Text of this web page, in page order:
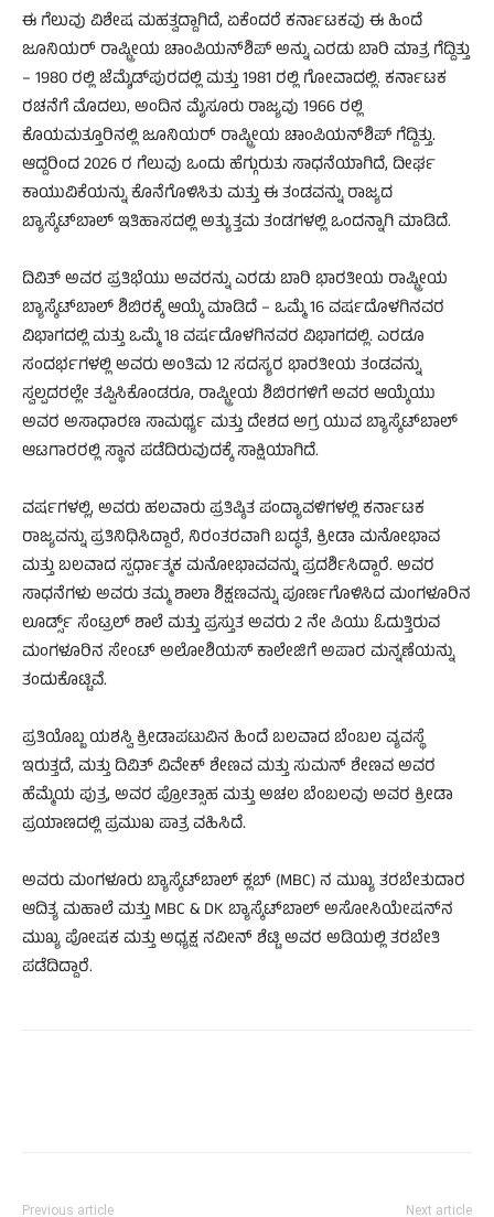
ಈ ಗೆಲುವು ವಿಶೇಷ ಮಹತ್ವದ್ದಾಗಿದೆ, ಏಕೆಂದರೆ ಕರ್ನಾಟಕವು ಈ ಹಿಂದೆ
ಜೂನಿಯರ್ ರಾಷ್ಟ್ರೀಯ ಚಾಂಪಿಯನ್‌ಶಿಪ್ ಅನ್ನು ಎರಡು ಬಾರಿ ಮಾತ್ರ ಗೆದ್ದಿತ್ತು
– 1980 ರಲ್ಲಿ ಜೆಮ್ಶೆಡ್‌ಪುರದಲ್ಲಿ ಮತ್ತು 1981 ರಲ್ಲಿ ಗೋವಾದಲ್ಲಿ. ಕರ್ನಾಟಕ
ರಚನೆಗೆ ಮೊದಲು, ಅಂದಿನ ಮೈಸೂರು ರಾಜ್ಯವು 1966 ರಲ್ಲಿ
ಕೊಯಮತ್ತೂರಿನಲ್ಲಿ ಜೂನಿಯರ್ ರಾಷ್ಟ್ರೀಯ ಚಾಂಪಿಯನ್‌ಶಿಪ್ ಗೆದ್ದಿತ್ತು.
ಆದ್ದರಿಂದ 2026 ರ ಗೆಲುವು ಒಂದು ಹೆಗ್ಗುರುತು ಸಾಧನೆಯಾಗಿದೆ, ದೀರ್ಘ
ಕಾಯುವಿಕೆಯನ್ನು ಕೊನೆಗೊಳಿಸಿತು ಮತ್ತು ಈ ತಂಡವನ್ನು ರಾಜ್ಯದ
ಬ್ಯಾಸ್ಕೆಟ್‌ಬಾಲ್ ಇತಿಹಾಸದಲ್ಲಿ ಅತ್ಯುತ್ತಮ ತಂಡಗಳಲ್ಲಿ ಒಂದನ್ನಾಗಿ ಮಾಡಿದೆ.
ದಿವಿತ್ ಅವರ ಪ್ರತಿಭೆಯು ಅವರನ್ನು ಎರಡು ಬಾರಿ ಭಾರತೀಯ ರಾಷ್ಟ್ರೀಯ
ಬ್ಯಾಸ್ಕೆಟ್‌ಬಾಲ್ ಶಿಬಿರಕ್ಕೆ ಆಯ್ಕೆ ಮಾಡಿದೆ – ಒಮ್ಮೆ 16 ವರ್ಷದೊಳಗಿನವರ
ವಿಭಾಗದಲ್ಲಿ ಮತ್ತು ಒಮ್ಮೆ 18 ವರ್ಷದೊಳಗಿನವರ ವಿಭಾಗದಲ್ಲಿ. ಎರಡೂ
ಸಂದರ್ಭಗಳಲ್ಲಿ ಅವರು ಅಂತಿಮ 12 ಸದಸ್ಯರ ಭಾರತೀಯ ತಂಡವನ್ನು
ಸ್ವಲ್ಪದರಲ್ಲೇ ತಪ್ಪಿಸಿಕೊಂಡರೂ, ರಾಷ್ಟ್ರೀಯ ಶಿಬಿರಗಳಿಗೆ ಅವರ ಆಯ್ಕೆಯು
ಅವರ ಅಸಾಧಾರಣ ಸಾಮರ್ಥ್ಯ ಮತ್ತು ದೇಶದ ಅಗ್ರ ಯುವ ಬ್ಯಾಸ್ಕೆಟ್‌ಬಾಲ್
ಆಟಗಾರರಲ್ಲಿ ಸ್ಥಾನ ಪಡೆದಿರುವುದಕ್ಕೆ ಸಾಕ್ಷಿಯಾಗಿದೆ.
ವರ್ಷಗಳಲ್ಲಿ, ಅವರು ಹಲವಾರು ಪ್ರತಿಷ್ಠಿತ ಪಂದ್ಯಾವಳಿಗಳಲ್ಲಿ ಕರ್ನಾಟಕ
ರಾಜ್ಯವನ್ನು ಪ್ರತಿನಿಧಿಸಿದ್ದಾರೆ, ನಿರಂತರವಾಗಿ ಬದ್ಧತೆ, ಕ್ರೀಡಾ ಮನೋಭಾವ
ಮತ್ತು ಬಲವಾದ ಸ್ಪರ್ಧಾತ್ಮಕ ಮನೋಭಾವವನ್ನು ಪ್ರದರ್ಶಿಸಿದ್ದಾರೆ. ಅವರ
ಸಾಧನೆಗಳು ಅವರು ತಮ್ಮ ಶಾಲಾ ಶಿಕ್ಷಣವನ್ನು ಪೂರ್ಣಗೊಳಿಸಿದ ಮಂಗಳೂರಿನ
ಲೂರ್ಡ್ಸ್ ಸೆಂಟ್ರಲ್ ಶಾಲೆ ಮತ್ತು ಪ್ರಸ್ತುತ ಅವರು 2 ನೇ ಪಿಯು ಓದುತ್ತಿರುವ
ಮಂಗಳೂರಿನ ಸೇಂಟ್ ಅಲೋಶಿಯಸ್ ಕಾಲೇಜಿಗೆ ಅಪಾರ ಮನ್ನಣೆಯನ್ನು
ತಂದುಕೊಟ್ಟಿವೆ.
ಪ್ರತಿಯೊಬ್ಬ ಯಶಸ್ವಿ ಕ್ರೀಡಾಪಟುವಿನ ಹಿಂದೆ ಬಲವಾದ ಬೆಂಬಲ ವ್ಯವಸ್ಥೆ
ಇರುತ್ತದೆ, ಮತ್ತು ದಿವಿತ್ ವಿವೇಕ್ ಶೇಣವ ಮತ್ತು ಸುಮನ್ ಶೇಣವ ಅವರ
ಹೆಮ್ಮೆಯ ಪುತ್ರ, ಅವರ ಪ್ರೋತ್ಸಾಹ ಮತ್ತು ಅಚಲ ಬೆಂಬಲವು ಅವರ ಕ್ರೀಡಾ
ಪ್ರಯಾಣದಲ್ಲಿ ಪ್ರಮುಖ ಪಾತ್ರ ವಹಿಸಿದೆ.
ಅವರು ಮಂಗಳೂರು ಬ್ಯಾಸ್ಕೆಟ್‌ಬಾಲ್ ಕ್ಲಬ್ (MBC) ನ ಮುಖ್ಯ ತರಬೇತುದಾರ
ಆದಿತ್ಯ ಮಹಾಲೆ ಮತ್ತು MBC & DK ಬ್ಯಾಸ್ಕೆಟ್‌ಬಾಲ್ ಅಸೋಸಿಯೇಷನ್‌ನ
ಮುಖ್ಯ ಪೋಷಕ ಮತ್ತು ಅಧ್ಯಕ್ಷ ನವೀನ್ ಶೆಟ್ಟಿ ಅವರ ಅಡಿಯಲ್ಲಿ ತರಬೇತಿ
ಪಡೆದಿದ್ದಾರೆ.
Previous article Next article